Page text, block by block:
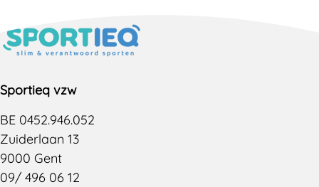
Sportieq vzw
BE 0452.946.052
Zuiderlaan 13
9000 Gent
09/ 496 06 12